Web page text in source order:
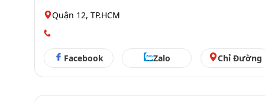
DQuận 12, TP.HCM
Facebook Zalo Chỉ Đường